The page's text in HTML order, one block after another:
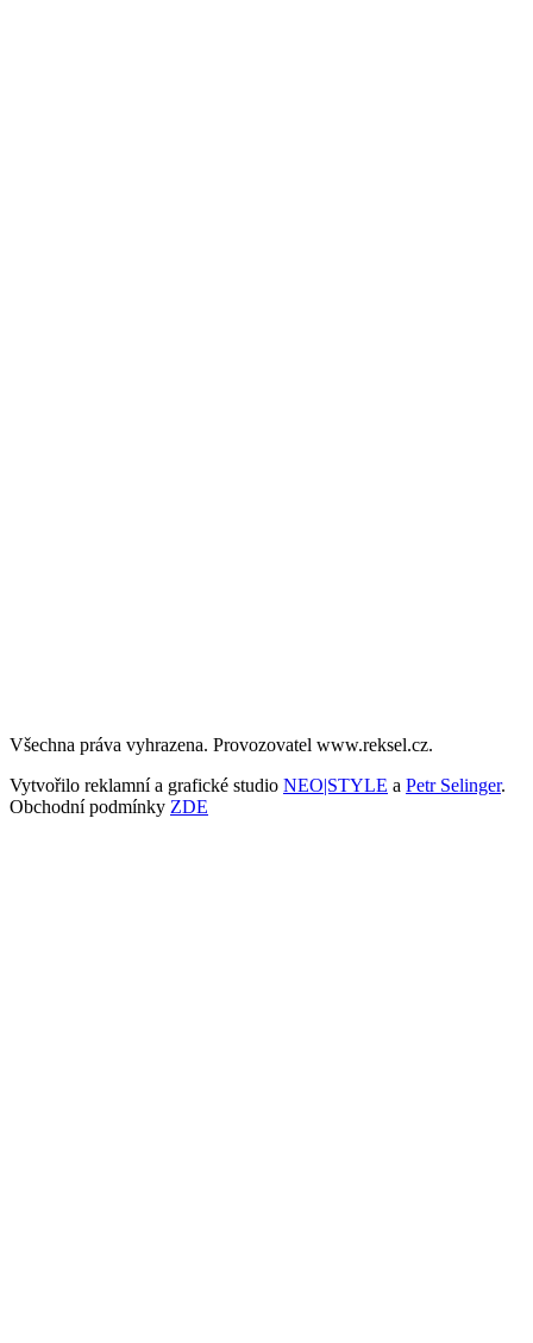
Všechna práva vyhrazena. Provozovatel www.reksel.cz.
Vytvořilo reklamní a grafické studio NEO|STYLE a Petr Selinger.
Obchodní podmínky ZDE